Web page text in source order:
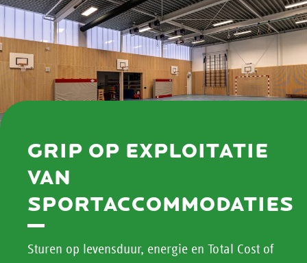
GRIP OP EXPLOITATIE
VAN
SPORTACCOMMODATIES
Sturen op levensduur, energie en Total Cost of